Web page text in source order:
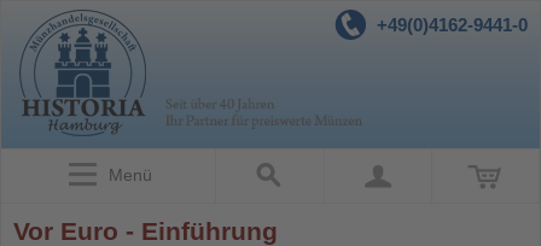
+49(0)4162-9441-0
Menü
Vor Euro - Einführung